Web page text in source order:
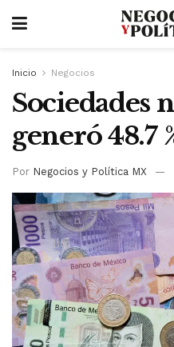
Inicio Negocios
Sociedades
generó 48.7
Por Negocios y Política MX